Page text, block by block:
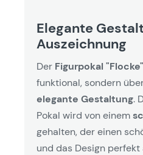
Elegante
Auszeichnung
Der Figurpokal "Flocke"
funktional, sondern
elegante Gestaltung.
Pokal wird von einem
gehalten, der einen
und das Design